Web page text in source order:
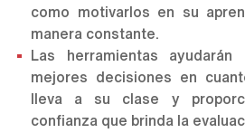
como motivarlos en su
manera constante.
Las herramientas
mejores decisiones en
lleva a su clase y
confianza que brinda la